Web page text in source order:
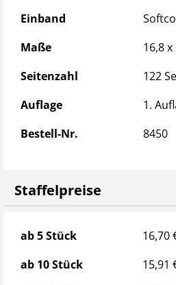
Produktdetails
Einband
Maße
16,8
Seitenzahl
122
Auflage
1.
Bestell-Nr.
8450
Staffelpreise
Staffelpreise
ab 5 Stück
16,70
ab 10 Stück
15,91